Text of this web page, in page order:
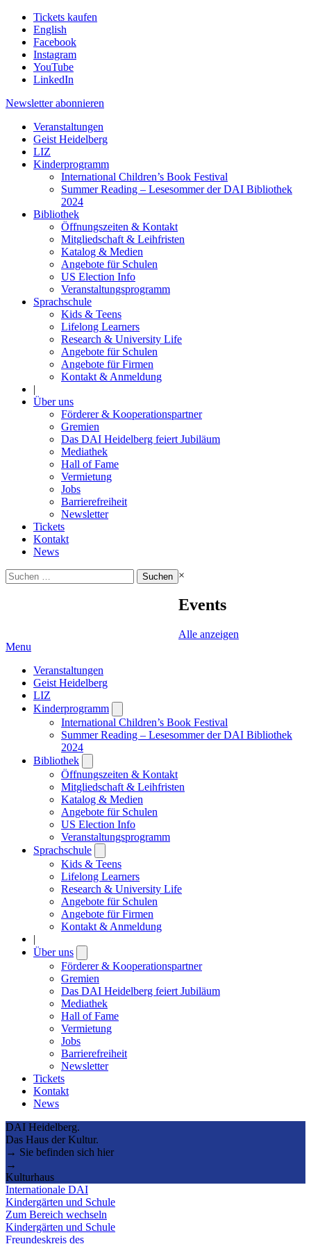
Tickets kaufen
English
Facebook
Instagram
YouTube
LinkedIn
Newsletter abonnieren
Veranstaltungen
Geist Heidelberg
LIZ
Kinderprogramm
International Children’s Book Festival
Summer Reading – Lesesommer der DAI Bibliothek
2024
Bibliothek
Öffnungszeiten & Kontakt
Mitgliedschaft & Leihfristen
Katalog & Medien
Angebote für Schulen
US Election Info
Veranstaltungsprogramm
Sprachschule
Kids & Teens
Lifelong Learners
Research & University Life
Angebote für Schulen
Angebote für Firmen
Kontakt & Anmeldung
|
Über uns
Förderer & Kooperationspartner
Gremien
Das DAI Heidelberg feiert Jubiläum
Mediathek
Hall of Fame
Vermietung
Jobs
Barrierefreiheit
Newsletter
Tickets
Kontakt
News
Suchen
nach:
×
Events
Alle anzeigen
Menu
Veranstaltungen
Geist Heidelberg
LIZ
Kinderprogramm
submenu
International Children’s Book Festival
Summer Reading – Lesesommer der DAI Bibliothek
2024
Bibliothek
submenu
Öffnungszeiten & Kontakt
Mitgliedschaft & Leihfristen
Katalog & Medien
Angebote für Schulen
US Election Info
Veranstaltungsprogramm
Sprachschule
submenu
Kids & Teens
Lifelong Learners
Research & University Life
Angebote für Schulen
Angebote für Firmen
Kontakt & Anmeldung
|
Über uns
submenu
Förderer & Kooperationspartner
Gremien
Das DAI Heidelberg feiert Jubiläum
Mediathek
Hall of Fame
Vermietung
Jobs
Barrierefreiheit
Newsletter
Tickets
Kontakt
News
DAI Heidelberg.
Das Haus der Kultur.
→ Sie befinden sich hier
→
Kulturhaus
Internationale DAI
Kindergärten und Schule
Zum Bereich wechseln
Kindergärten und Schule
Freundeskreis des